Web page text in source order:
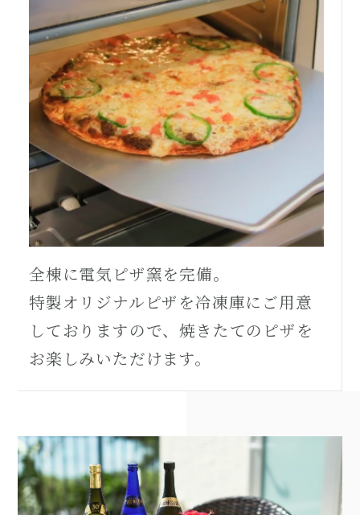
全棟に電気ピザ窯を完備。
特製オリジナルピザを冷凍庫にご用意
しておりますので、焼きたてのピザを
お楽しみいただけます。